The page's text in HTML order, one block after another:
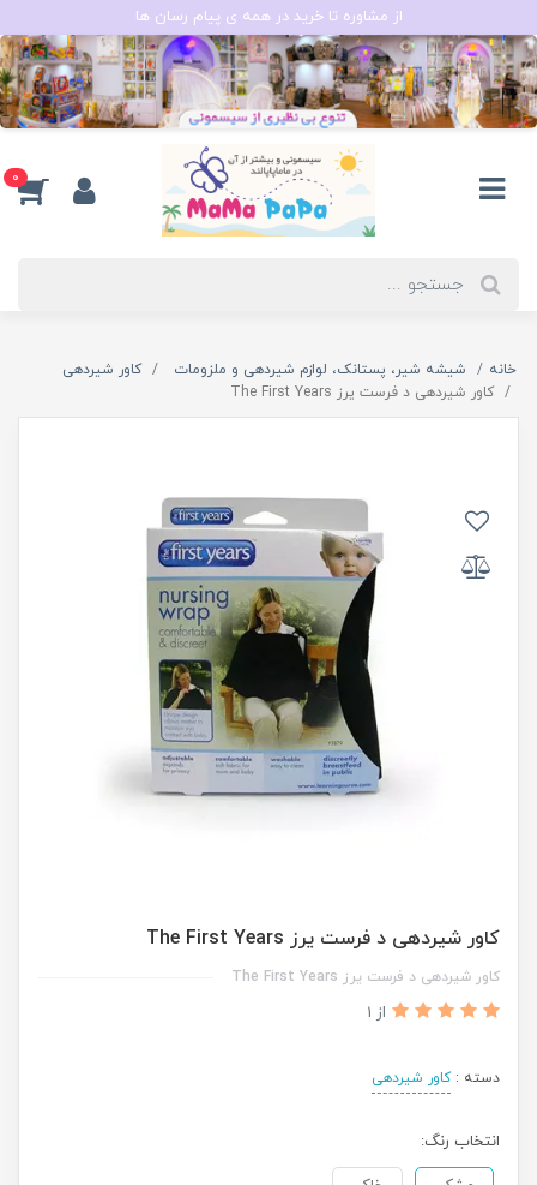
از مشاوره تا خرید در همه ی پیام رسان ها
0
خانه شیشه شیر، پستانک، لوازم شیردهی و ملزومات
کاور شیردهی
کاور شیردهی د فرست یرز The First Years
کاور شیردهی د فرست یرز The First Years
کاور شیردهی د فرست یرز The First Years
از 1
دسته :کاور شیردهی
انتخاب رنگ: